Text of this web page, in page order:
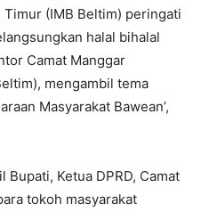
(IMB Beltim) peringati
halal bihalal
Camat Manggar
mengambil tema
Masyarakat Bawean’,
Bupati, Ketua DPRD, Camat
tokoh masyarakat